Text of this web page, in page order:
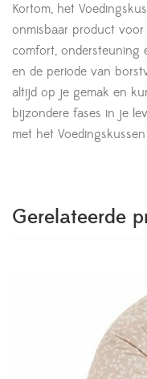
Kortom, het
onmisbaar product voor
comfort, ondersteuning
en de periode van
altijd op je gemak en
bijzondere fases in je
met het
Gerelateerde